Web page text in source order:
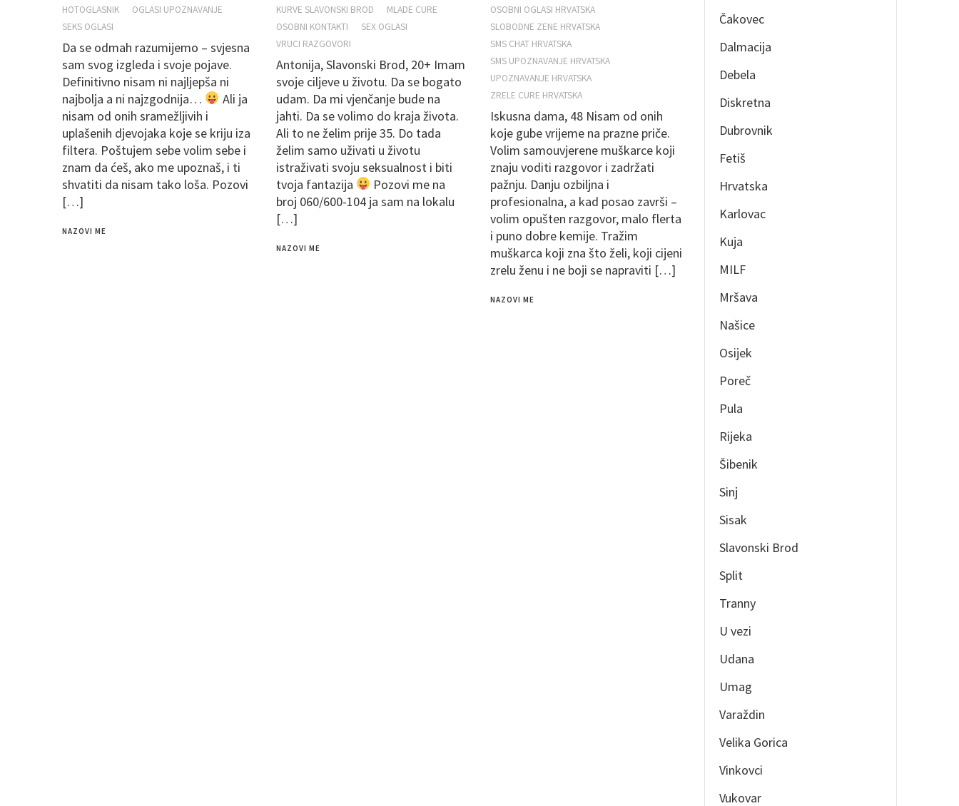
HOTOGLASNIK
OGLASI UPOZNAVANJE
SEKS OGLASI
Da se odmah razumijemo – svjesna
sam svog izgleda i svoje pojave.
Definitivno nisam ni najljepša ni
najbolja a ni najzgodnija…
Ali ja
nisam od onih sramežljivih i
uplašenih djevojaka koje se kriju iza
filtera. Poštujem sebe volim sebe i
znam da ćeš, ako me upoznaš, i ti
shvatiti da nisam tako loša. Pozovi
[…]
NAZOVI ME
KURVE SLAVONSKI BROD
MLADE CURE
OSOBNI KONTAKTI
SEX OGLASI
VRUCI RAZGOVORI
Antonija, Slavonski Brod, 20+ Imam
svoje ciljeve u životu. Da se bogato
udam. Da mi vjenčanje bude na
jahti. Da se volimo do kraja života.
Ali to ne želim prije 35. Do tada
želim samo uživati u životu
istraživati svoju seksualnost i biti
tvoja fantazija
Pozovi me na
broj 060/600-104 ja sam na lokalu
[…]
NAZOVI ME
OSOBNI OGLASI HRVATSKA
SLOBODNE ZENE HRVATSKA
SMS CHAT HRVATSKA
SMS UPOZNAVANJE HRVATSKA
UPOZNAVANJE HRVATSKA
ZRELE CURE HRVATSKA
Iskusna dama, 48 Nisam od onih
koje gube vrijeme na prazne priče.
Volim samouvjerene muškarce koji
znaju voditi razgovor i zadržati
pažnju. Danju ozbiljna i
profesionalna, a kad posao završi –
volim opušten razgovor, malo flerta
i puno dobre kemije. Tražim
muškarca koji zna što želi, koji cijeni
zrelu ženu i ne boji se napraviti […]
NAZOVI ME
Čakovec
Dalmacija
Debela
Diskretna
Dubrovnik
Fetiš
Hrvatska
Karlovac
Kuja
MILF
Mršava
Našice
Osijek
Poreč
Pula
Rijeka
Šibenik
Sinj
Sisak
Slavonski Brod
Split
Tranny
U vezi
Udana
Umag
Varaždin
Velika Gorica
Vinkovci
Vukovar